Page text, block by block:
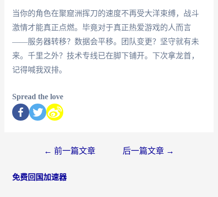
当你的角色在聚窟洲挥刀的速度不再受大洋束缚，战斗
激情才能真正点燃。毕竟对于真正热爱游戏的人而言
——服务器转移？数据会平移。团队变更？坚守就有未
来。千里之外？技术专线已在脚下铺开。下次拿龙首，
记得喊我双排。
Spread the love
← 前一篇文章 后一篇文章 →
免费回国加速器